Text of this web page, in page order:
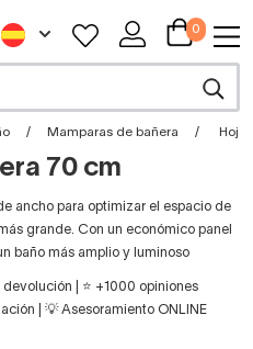
0
Mamparas de bañera
70 cm
ancho para optimizar el espacio de
grande. Con un económico panel
baño más amplio y luminoso
| ⭐ +1000 opiniones
| 💡 Asesoramiento ONLINE